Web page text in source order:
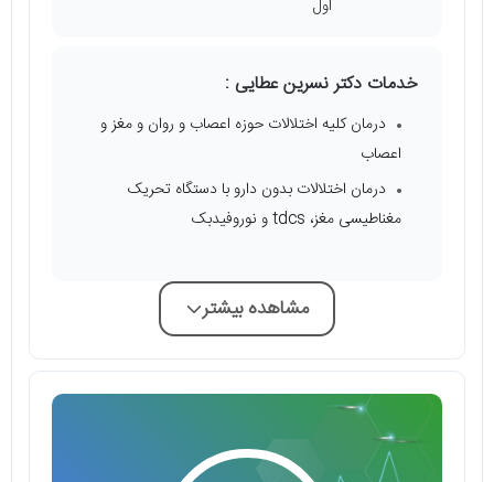
اول
خدمات دکتر نسرین عطایی :
درمان کلیه اختلالات حوزه اعصاب و روان و مغز و
اعصاب
درمان اختلالات بدون دارو با دستگاه تحریک
مغناطیسی مغز، tdcs و نوروفیدبک
مشاهده بیشتر